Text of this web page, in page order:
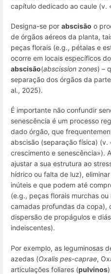
capítulo dedicado ao caule (v.
Designa-se por abscisão o
de órgãos aéreos da planta,
peças florais (e.g., pétalas e
ocorre em locais específicos
abscisão(abscission zones) –
separação dos órgãos da
al., 2025).
É importante não confundir
senescência é um processo
dado órgão, que
abscisão (separação física) (v.
crescimento e senescência»).
ajustar a sua estrutura ao
hídrico ou falta de luz),
inúteis e que podem até
(e.g., peças florais murchas
camadas profundas da copa),
dispersão de propágulos e
indeiscentes).
Por exemplo, as leguminosas
azedas (Oxalis pes-caprae,
articulações foliares (pulvinos